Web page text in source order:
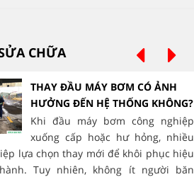
CHỮA
THAY ĐẦU MÁY BƠM CÓ ẢNH
HƯỞNG ĐẾN HỆ THỐNG KHÔNG?
Khi đầu máy bơm công nghiệp
xuống cấp hoặc hư hỏng, nhiều
lựa chọn thay mới để khôi phục hiệu
Tuy nhiên, không ít người băn